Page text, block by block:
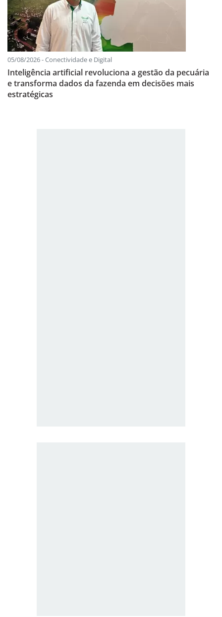
05/08/2026 - Conectividade e Digital
Inteligência artificial revoluciona a gestão da pecuária
e transforma dados da fazenda em decisões mais
estratégicas